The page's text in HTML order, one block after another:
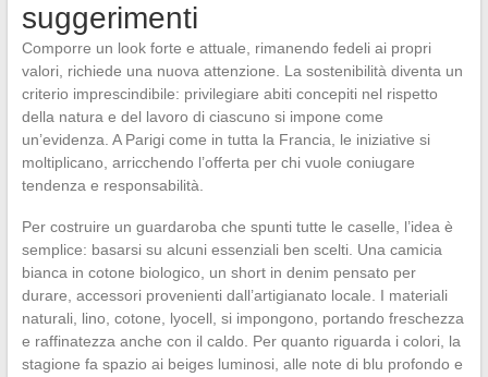
suggerimenti
Comporre un look forte e attuale, rimanendo fedeli ai propri
valori, richiede una nuova attenzione. La sostenibilità diventa un
criterio imprescindibile: privilegiare abiti concepiti nel rispetto
della natura e del lavoro di ciascuno si impone come
un’evidenza. A Parigi come in tutta la Francia, le iniziative si
moltiplicano, arricchendo l’offerta per chi vuole coniugare
tendenza e responsabilità.
Per costruire un guardaroba che spunti tutte le caselle, l’idea è
semplice: basarsi su alcuni essenziali ben scelti. Una camicia
bianca in cotone biologico, un short in denim pensato per
durare, accessori provenienti dall’artigianato locale. I materiali
naturali, lino, cotone, lyocell, si impongono, portando freschezza
e raffinatezza anche con il caldo. Per quanto riguarda i colori, la
stagione fa spazio ai beiges luminosi, alle note di blu profondo e